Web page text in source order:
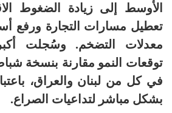
الأوسط إلى زيادة الضغوط
تعطيل مسارات التجارة ورفع
معدلات التضخم. وسُجلت
في كل من لبنان والعراق،
بشكل مباشر لتداعيات الصراع.